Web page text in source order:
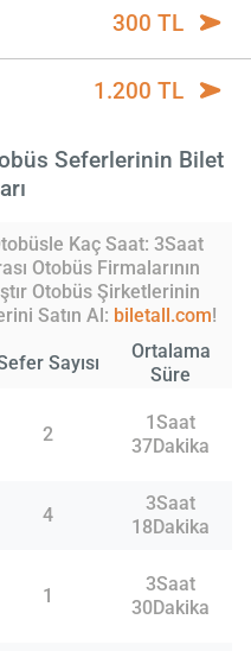
300 TL
1.200 TL
Seferlerinin Bilet
Kaç Saat: 3Saat
Otobüs Firmalarının
Otobüs Şirketlerinin
Satın Al: biletall.com!
Sayısı
Ortalama
Süre
2
1Saat
37Dakika
4
3Saat
18Dakika
1
3Saat
30Dakika